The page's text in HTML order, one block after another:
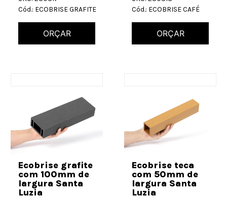
Cód.: ECOBRISE GRAFITE
ORÇAR
Cód.: ECOBRISE CAFÉ
ORÇAR
Ecobrise grafite
com 100mm de
largura Santa
Luzia
Ecobrise teca
com 50mm de
largura Santa
Luzia